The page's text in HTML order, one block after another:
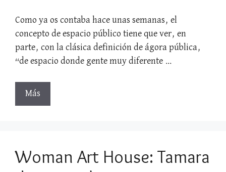
Como ya os contaba hace unas semanas, el
concepto de espacio público tiene que ver, en
parte, con la clásica definición de ágora pública,
“de espacio donde gente muy diferente …
Más
Woman Art House: Tamara